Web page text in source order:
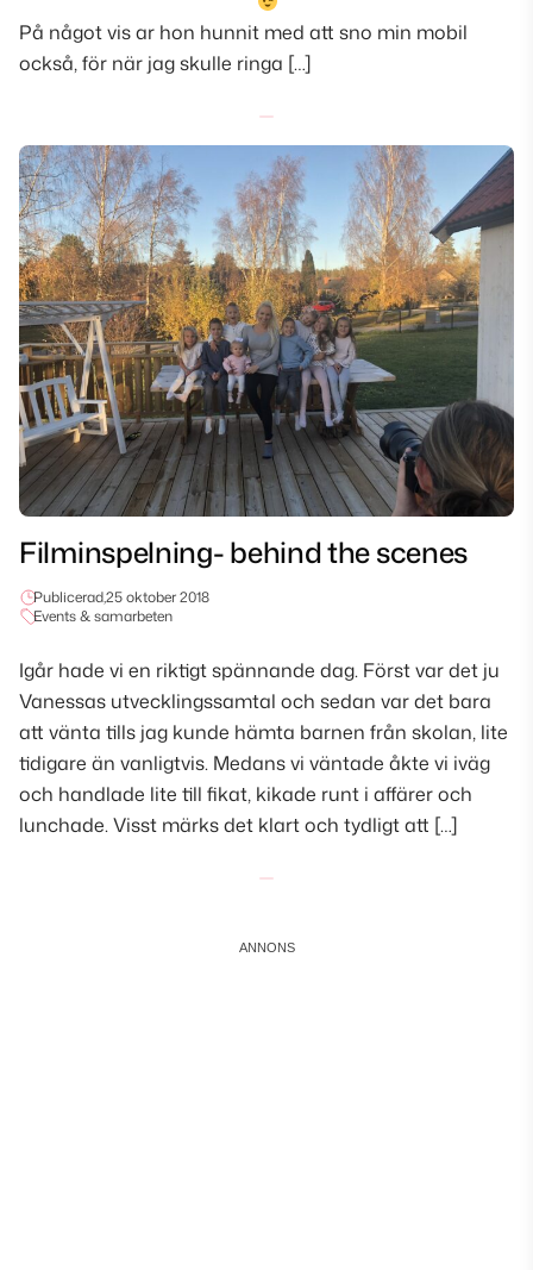
På något vis ar hon hunnit med att sno min mobil
också, för när jag skulle ringa […]
Filminspelning- behind the scenes
Publicerad,25 oktober 2018
Events & samarbeten
Igår hade vi en riktigt spännande dag. Först var det ju
Vanessas utvecklingssamtal och sedan var det bara
att vänta tills jag kunde hämta barnen från skolan, lite
tidigare än vanligtvis. Medans vi väntade åkte vi iväg
och handlade lite till fikat, kikade runt i affärer och
lunchade. Visst märks det klart och tydligt att […]